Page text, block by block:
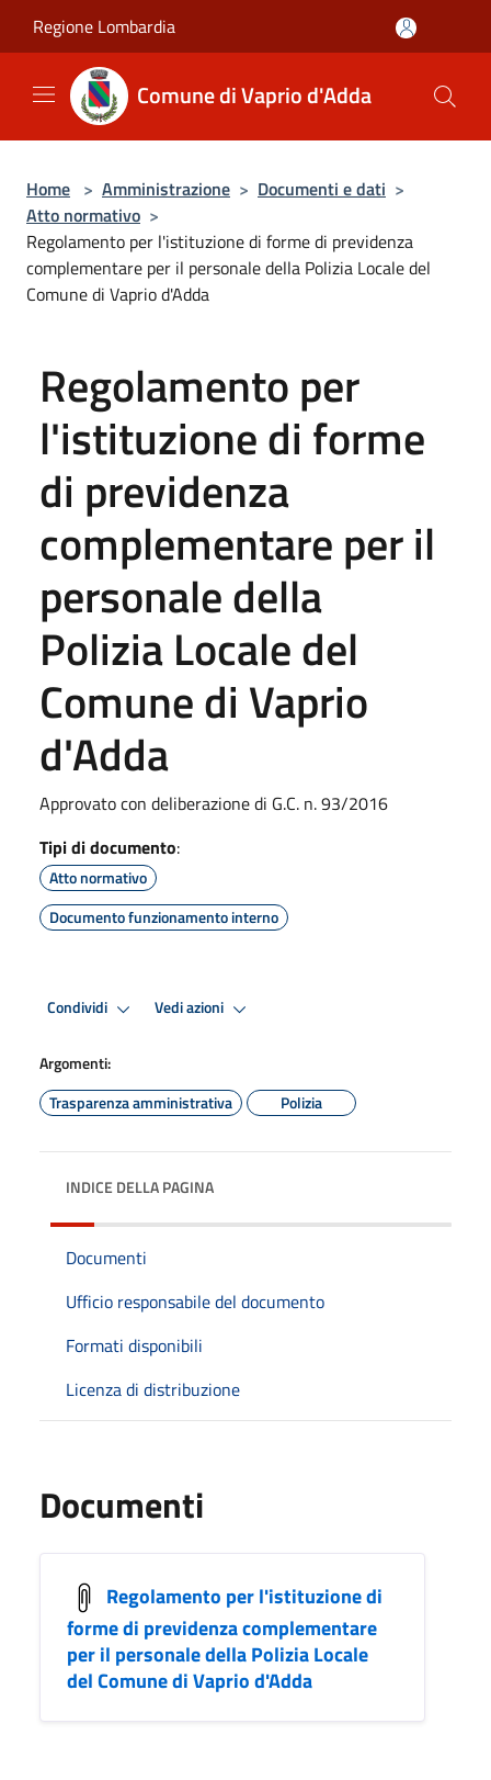
Regione Lombardia
Comune di Vaprio d'Adda
Home > Amministrazione > Documenti e dati >
Atto normativo >
Regolamento per l'istituzione di forme di previdenza
complementare per il personale della Polizia Locale del
Comune di Vaprio d'Adda
Regolamento per
l'istituzione di forme
di previdenza
complementare per il
personale della
Polizia Locale del
Comune di Vaprio
d'Adda
Approvato con deliberazione di G.C. n. 93/2016
Tipi di documento:
Atto normativo
Documento funzionamento interno
Condividi Vedi azioni
Argomenti:
Trasparenza amministrativa
Polizia
INDICE DELLA PAGINA
Documenti
Ufficio responsabile del documento
Formati disponibili
Licenza di distribuzione
Documenti
Regolamento per l'istituzione di
forme di previdenza complementare
per il personale della Polizia Locale
del Comune di Vaprio d'Adda